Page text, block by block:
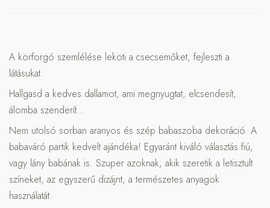
A körforgó szemlélése leköti a csecsemőket, fejleszti a
látásukat.
Hallgasd a kedves dallamot, ami megnyugtat, elcsendesít,
álomba szenderít…
Nem utolsó sorban aranyos és szép babaszoba dekoráció. A
babaváró partik kedvelt ajándéka! Egyaránt kiváló választás fiú,
vagy lány babának is. Szuper azoknak, akik szeretik a letisztult
színeket, az egyszerű dizájnt, a természetes anyagok
használatát.